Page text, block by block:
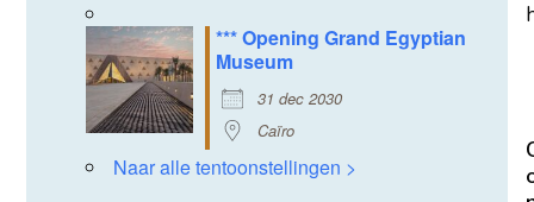
*** Opening Grand Egyptian
Museum
31 dec 2030
Caïro
Naar alle tentoonstellingen >